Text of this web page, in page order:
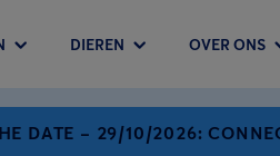
DIEREN OVER ONS
DATE – 29/10/2026: